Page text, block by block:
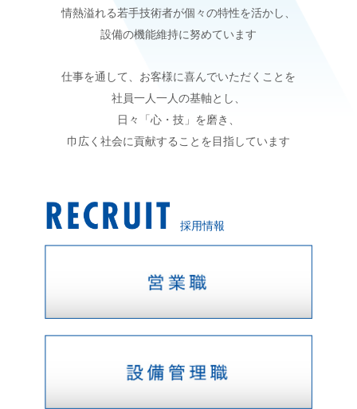
コーポレートサイト プライバシーポリシー
情熱溢れる若手技術者が個々の特性を活かし、
設備の機能維持に努めています
仕事を通して、お客様に喜んでいただくことを
社員一人一人の基軸とし、
日々「心・技」を磨き、
巾広く社会に貢献することを目指しています
採用情報